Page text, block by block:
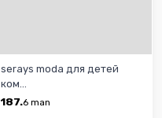
serays moda для детей
ком...
187.6 man